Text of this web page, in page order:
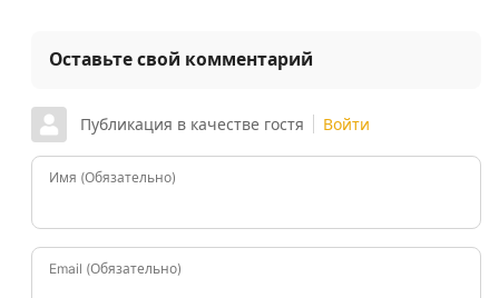
Оставьте свой комментарий
Публикация в качестве гостя Войти
Имя (Обязательно)
Email (Обязательно)